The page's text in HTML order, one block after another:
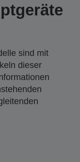
sind mit
dieser